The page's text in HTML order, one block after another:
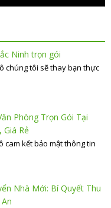
Ninh trọn gói
chúng tôi sẽ thay bạn thực
Phòng Trọn Gói Tại
Giá Rẻ
cam kết bảo mật thông tin
Nhà Mới: Bí Quyết Thu